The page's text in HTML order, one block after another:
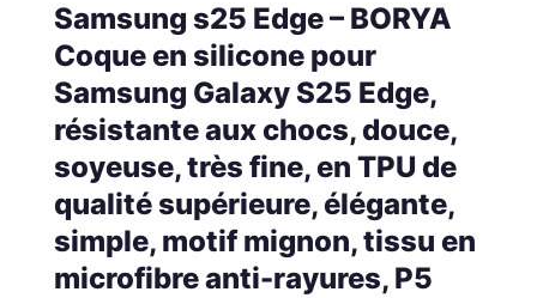
Samsung s25 Edge – BORYA
Coque en silicone pour
Samsung Galaxy S25 Edge,
résistante aux chocs, douce,
soyeuse, très fine, en TPU de
qualité supérieure, élégante,
simple, motif mignon, tissu en
microfibre anti-rayures, P5